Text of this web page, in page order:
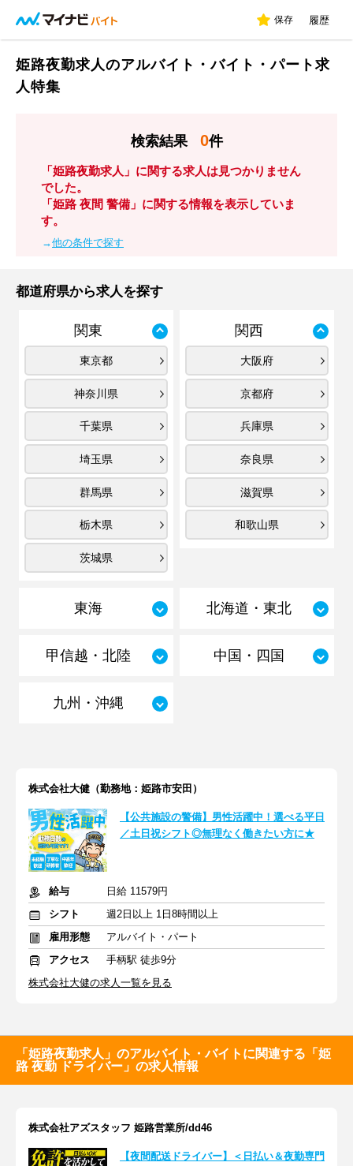
保存 履歴
姫路夜勤求人のアルバイト・バイト・パート求
人特集
検索結果 0件
「姫路夜勤求人」に関する求人は見つかりません
でした。
「姫路 夜間 警備」に関する情報を表示していま
す。
→他の条件で探す
都道府県から求人を探す
関東
東京都
神奈川県
千葉県
埼玉県
群馬県
栃木県
茨城県
関西
大阪府
京都府
兵庫県
奈良県
滋賀県
和歌山県
東海 北海道・東北
甲信越・北陸 中国・四国
九州・沖縄
株式会社大健（勤務地：姫路市安田）
【公共施設の警備】男性活躍中！選べる平日
／土日祝シフト◎無理なく働きたい方に★
給与
日給 11579円
シフト
週2日以上 1日8時間以上
雇用形態
アルバイト・パート
アクセス
手柄駅 徒歩9分
株式会社大健の求人一覧を見る
「姫路夜勤求人」のアルバイト・バイトに関連する「姫
路 夜勤 ドライバー」の求人情報
株式会社アズスタッフ 姫路営業所/dd46
【夜間配送ドライバー】＜日払い＆夜勤専門